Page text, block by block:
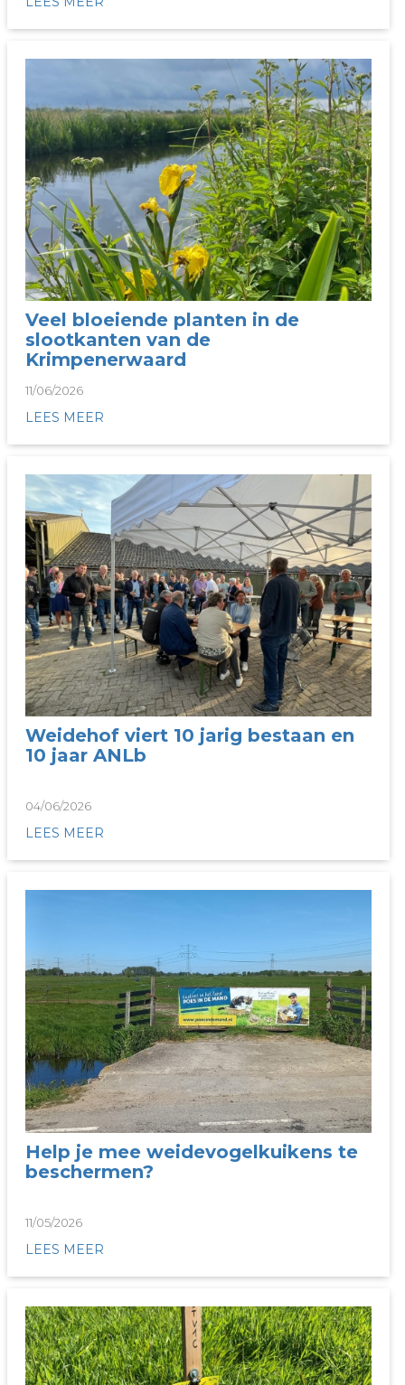
Veel bloeiende planten in de
slootkanten van de
Krimpenerwaard
11/06/2026
LEES MEER
Weidehof viert 10 jarig bestaan en
10 jaar ANLb
04/06/2026
LEES MEER
Help je mee weidevogelkuikens te
beschermen?
11/05/2026
LEES MEER